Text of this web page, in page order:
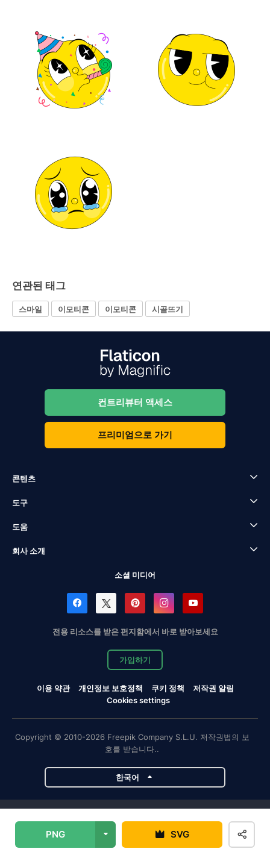
PNG SVG
연관된 태그
스마일 이모티콘 이모티콘 시골뜨기
컨트리뷰터 액세스
프리미엄으로 가기
콘텐츠
도구
도움
회사 소개
소셜 미디어
전용 리소스를 받은 편지함에서 바로 받아보세요
가입하기
이용 약관 개인정보 보호정책 쿠키 정책
저작권 알림
Cookies settings
Copyright © 2010-2026 Freepik Company S.L.U. 저작권법의 보
호를 받습니다..
한국어